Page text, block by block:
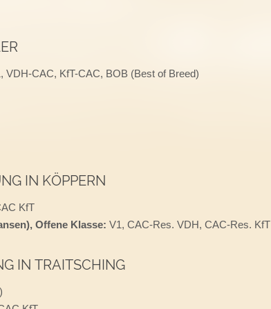
VDH-CAC, KfT-CAC, BOB (Best of Breed)
IN KÖPPERN
KfT
Offene Klasse: V1, CAC-Res. VDH, CAC-Res. KfT
IN TRAITSCHING